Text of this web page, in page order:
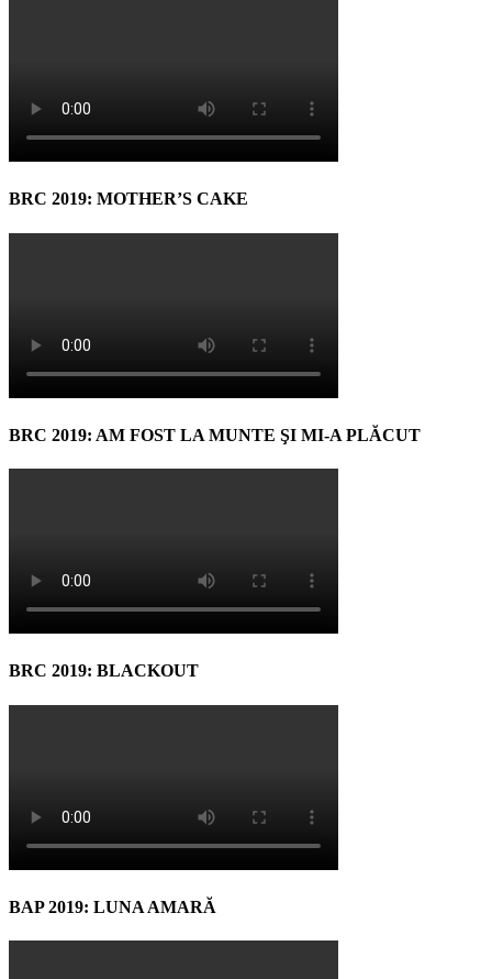
BRC 2019: MOTHER’S CAKE
BRC 2019: AM FOST LA MUNTE ŞI MI-A PLĂCUT
BRC 2019: BLACKOUT
BAP 2019: LUNA AMARĂ